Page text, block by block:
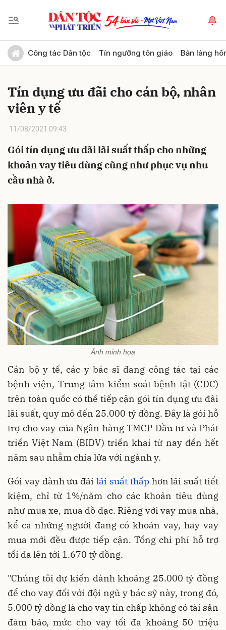
Công tác Dân tộc Tín ngưỡng tôn giáo Bản làng
Tín dụng ưu đãi cho cán bộ, nhân
viên y tế
11/08/2021 09:43
Gói tín dụng ưu đãi lãi suất thấp cho những
khoản vay tiêu dùng cũng như phục vụ nhu
cầu nhà ở.
Ảnh minh họa
Cán bộ y tế, các y bác sĩ đang công tác tại các
bệnh viện, Trung tâm kiểm soát bệnh tật (CDC)
trên toàn quốc có thể tiếp cận gói tín dụng ưu đãi
lãi suất, quy mô đến 25.000 tỷ đồng. Đây là gói hỗ
trợ cho vay của Ngân hàng TMCP Đầu tư và Phát
triển Việt Nam (BIDV) triển khai từ nay đến hết
năm sau nhằm chia lửa với ngành y.
Gói vay dành ưu đãilãi suất thấphơn lãi suất tiết
kiệm, chỉ từ 1%/năm cho các khoản tiêu dùng
như mua xe, mua đồ đạc. Riêng với vay mua nhà,
kể cả những người đang có khoản vay, hay vay
mua mới đều được tiếp cận. Tổng chi phí hỗ trợ
tối đa lên tới 1.670 tỷ đồng.
"Chúng tôi dự kiến dành khoảng 25.000 tỷ đồng
để cho vay đối với đội ngũ y bác sỹ này, trong đó,
5.000 tỷ đồng là cho vay tín chấp không có tài sản
đảm bảo, mức cho vay tối đa khoảng 50 triệu
Gửi bình luận
Hủy Gửi